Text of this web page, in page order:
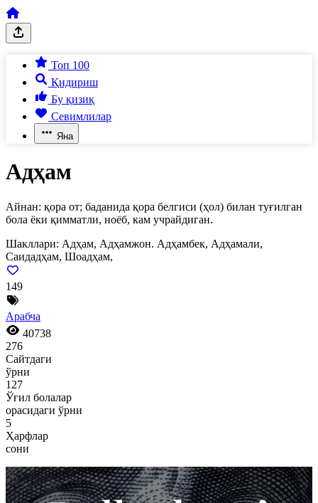
Топ 100
Қидириш
Бу қизиқ
Севимлилар
Яна
Адҳам
Айнан: қора от; баданида қора белгиси (ҳол) билан туғилган
бола ёки қимматли, ноёб, кам учрайдиган.
Шакллари: Адҳам, Адҳамжон. Адҳамбек, Адҳамали,
Саидадҳам, Шоадҳам,
149
Арабча
40738
276
Сайтдаги
ўрни
127
Ўғил болалар
орасидаги ўрни
5
Ҳарфлар
сони